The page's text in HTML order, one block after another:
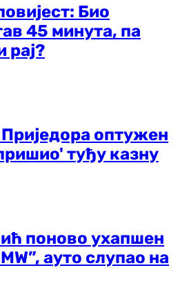
Био
45 минута, па
рај?
оптужен
туђу казну
поново ухапшен
ауто слупао на